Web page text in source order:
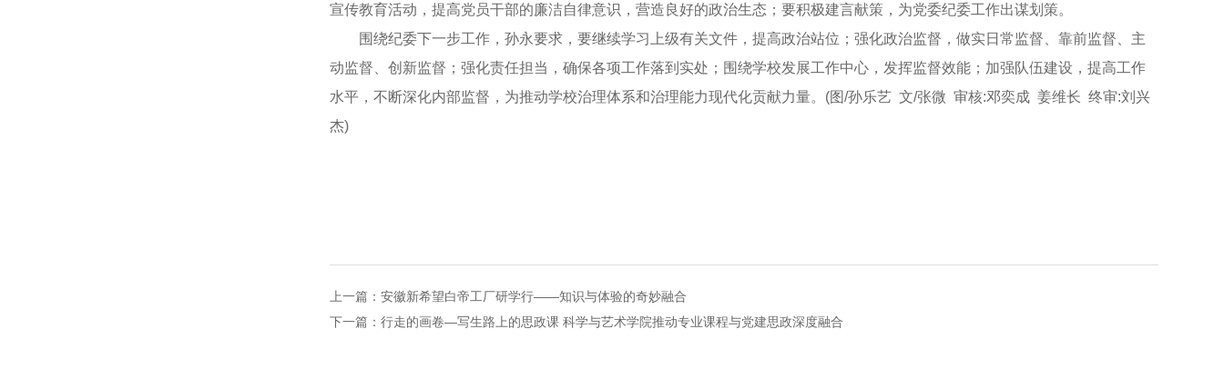
宣传教育活动，提高党员干部的廉洁自律意识，营造良好的政治生态；要积极建言献策，为党委纪委工作出谋划策。
围绕纪委下一步工作，孙永要求，要继续学习上级有关文件，提高政治站位；强化政治监督，做实日常监督、靠前监督、主
动监督、创新监督；强化责任担当，确保各项工作落到实处；围绕学校发展工作中心，发挥监督效能；加强队伍建设，提高工作
水平，不断深化内部监督，为推动学校治理体系和治理能力现代化贡献力量。(图/孙乐艺 文/张微 审核:邓奕成 姜维长 终审:刘兴
杰)
上一篇： 安徽新希望白帝工厂研学行——知识与体验的奇妙融合
下一篇： 行走的画卷—写生路上的思政课 科学与艺术学院推动专业课程与党建思政深度融合